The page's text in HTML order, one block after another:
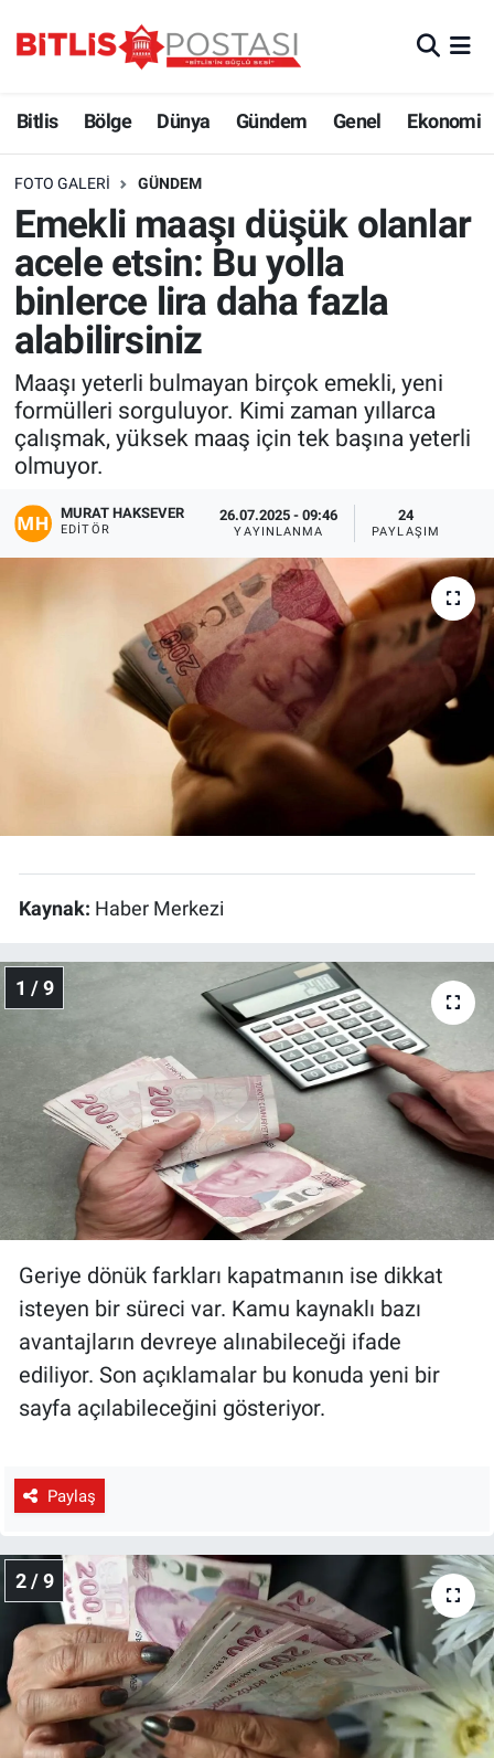
Bitlis Bölge Dünya Gündem Genel Ekonomi
FOTO GALERI GÜNDEM
Emekli maaşı düşük olanlar
acele etsin: Bu yolla
binlerce lira daha fazla
alabilirsiniz
Maaşı yeterli bulmayan birçok emekli, yeni
formülleri sorguluyor. Kimi zaman yıllarca
çalışmak, yüksek maaş için tek başına yeterli
olmuyor.
MURAT HAKSEVER
EDITÖR
26.07.2025 - 09:46
YAYINLANMA
24
PAYLAŞIM
Kaynak: Haber Merkezi
1 / 9
Geriye dönük farkları kapatmanın ise dikkat
isteyen bir süreci var. Kamu kaynaklı bazı
avantajların devreye alınabileceği ifade
ediliyor. Son açıklamalar bu konuda yeni bir
sayfa açılabileceğini gösteriyor.
Paylaş
2 / 9
Bölge
Çevre
Dünya
Ekonomi
Genel
Gündem
Magazin
Politika
Resmi İlanlar
Siyaset
Bitlis Trafik Yoğunluk Haritası
Süper Lig Puan Durumu ve Fikstür
Tüm Manşetler
Haber Arşivi